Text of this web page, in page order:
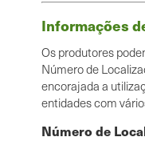
Informações
Os produtores
Número de
encorajada a
entidades com
Número de